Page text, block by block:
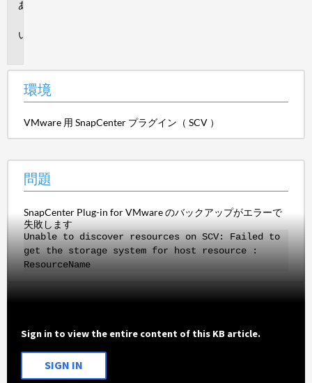
環境
VMware 用 SnapCenter プラグイン（ SCV ）
問題
SnapCenter Plug-in for VMware のバックアップがエラーで
失敗します
Unable to discover resources on SCV: Failed to
get the storage system for host resource :
ResourceName
Sign in to view the entire content of this KB article.
SIGN IN